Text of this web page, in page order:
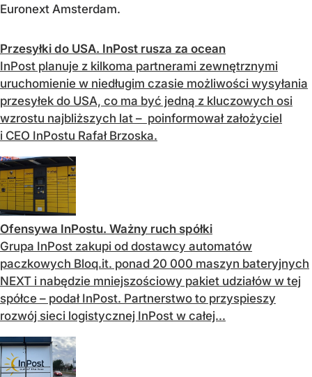
Euronext Amsterdam.
Przesyłki do USA. InPost rusza za ocean
InPost planuje z kilkoma partnerami zewnętrznymi
uruchomienie w niedługim czasie możliwości wysyłania
przesyłek do USA, co ma być jedną z kluczowych osi
wzrostu najbliższych lat – poinformował założyciel
i CEO InPostu Rafał Brzoska.
Ofensywa InPostu. Ważny ruch spółki
Grupa InPost zakupi od dostawcy automatów
paczkowych Bloq.it. ponad 20 000 maszyn bateryjnych
NEXT i nabędzie mniejszościowy pakiet udziałów w tej
spółce – podał InPost. Partnerstwo to przyspieszy
rozwój sieci logistycznej InPost w całej...